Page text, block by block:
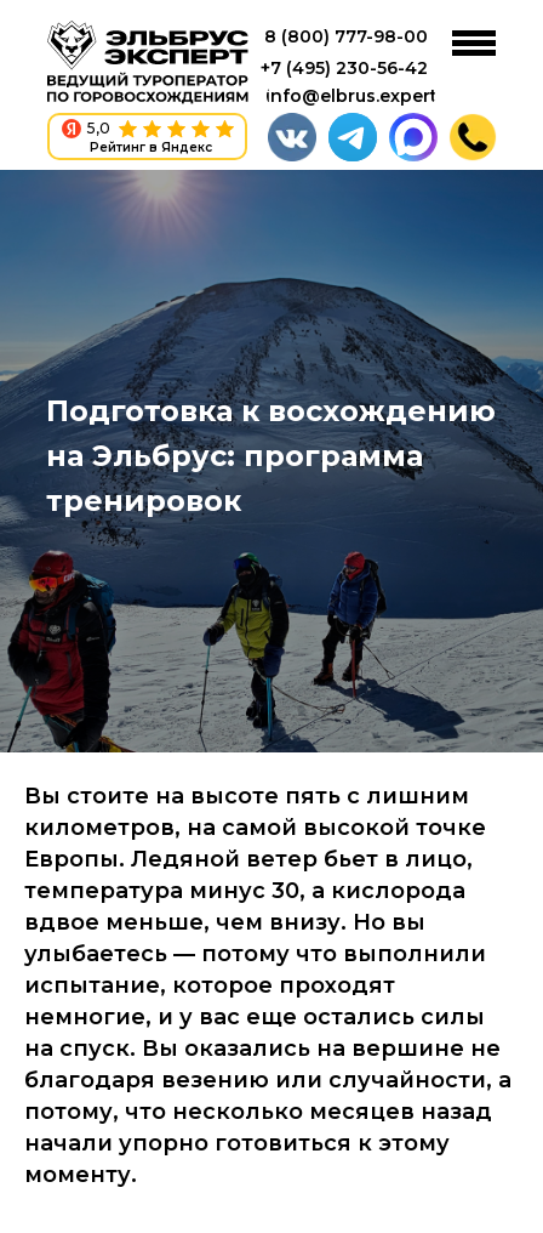
info@elbrus.expert
+7 (495) 230-56-42
8 (800) 777-98-00
5,0
Рейтинг в Яндекс
Подготовка к восхождению
на Эльбрус: программа
тренировок
Вы стоите на высоте пять с лишним
километров, на самой высокой точке
Европы. Ледяной ветер бьет в лицо,
температура минус 30, а кислорода
вдвое меньше, чем внизу. Но вы
улыбаетесь — потому что выполнили
испытание, которое проходят
немногие, и у вас еще остались силы
на спуск. Вы оказались на вершине не
благодаря везению или случайности, а
потому, что несколько месяцев назад
начали упорно готовиться к этому
моменту.